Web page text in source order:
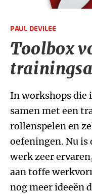
PAUL DEVILEE
Toolbox
In workshops die
samen met een
rollenspelen en
oefeningen. Nu is
werk zeer
aan toffe
nog meer ideeën